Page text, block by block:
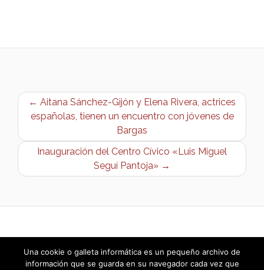
← Aitana Sánchez-Gijón y Elena Rivera, actrices
españolas, tienen un encuentro con jóvenes de
Bargas
Inauguración del Centro Cívico «Luis Miguel
Seguí Pantoja» →
Una cookie o galleta informática es un pequeño archivo de
información que se guarda en su navegador cada vez que